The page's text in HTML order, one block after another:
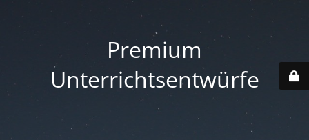
Premium
Unterrichtsentwürfe